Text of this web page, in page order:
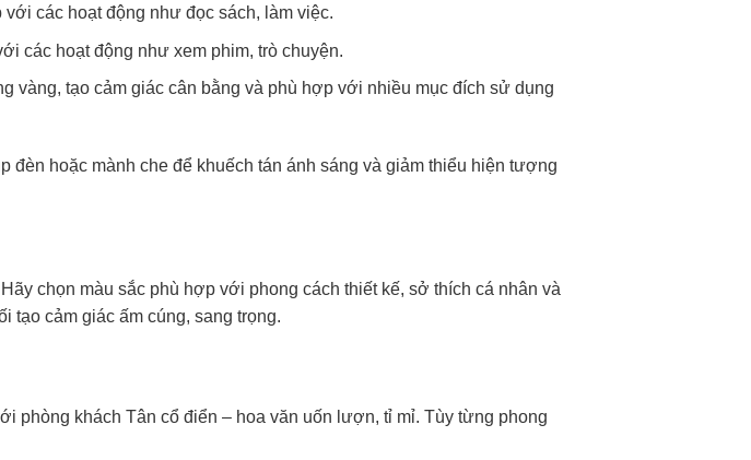
các hoạt động như đọc sách, làm việc.
các hoạt động như xem phim, trò chuyện.
vàng, tạo cảm giác cân bằng và phù hợp với nhiều mục đích sử dụng
đèn hoặc mành che để khuếch tán ánh sáng và giảm thiểu hiện tượng
chọn màu sắc phù hợp với phong cách thiết kế, sở thích cá nhân và
tạo cảm giác ấm cúng, sang trọng.
phòng khách Tân cổ điển – hoa văn uốn lượn, tỉ mỉ. Tùy từng phong